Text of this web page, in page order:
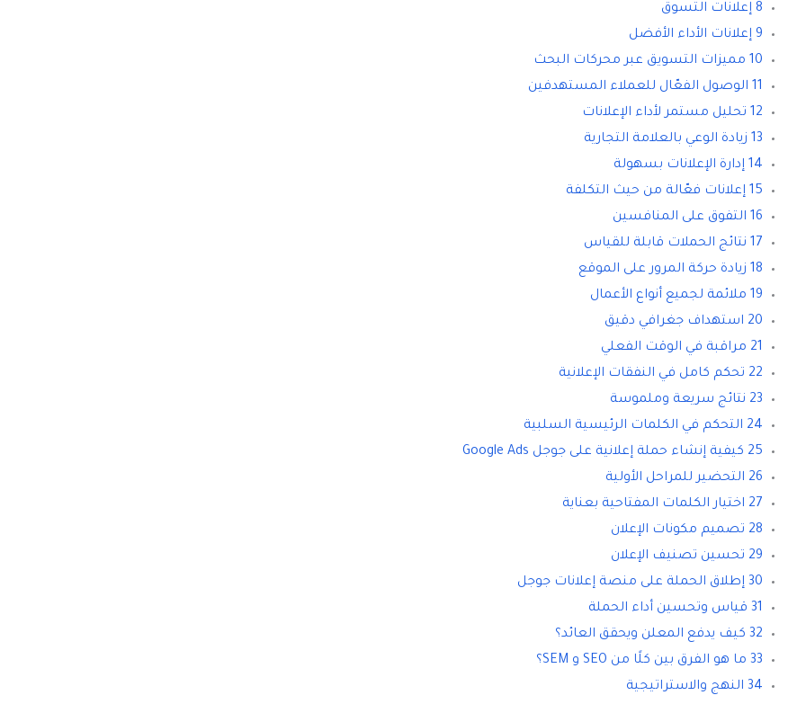
8 إعلانات التسوق
9 إعلانات الأداء الأفضل
10 مميزات التسويق عبر محركات البحث
11 الوصول الفعّال للعملاء المستهدفين
12 تحليل مستمر لأداء الإعلانات
13 زيادة الوعي بالعلامة التجارية
14 إدارة الإعلانات بسهولة
15 إعلانات فعّالة من حيث التكلفة
16 التفوق على المنافسين
17 نتائج الحملات قابلة للقياس
18 زيادة حركة المرور على الموقع
19 ملائمة لجميع أنواع الأعمال
20 استهداف جغرافي دقيق
21 مراقبة في الوقت الفعلي
22 تحكم كامل في النفقات الإعلانية
23 نتائج سريعة وملموسة
24 التحكم في الكلمات الرئيسية السلبية
25 كيفية إنشاء حملة إعلانية على جوجل Google Ads
26 التحضير للمراحل الأولية
27 اختيار الكلمات المفتاحية بعناية
28 تصميم مكونات الإعلان
29 تحسين تصنيف الإعلان
30 إطلاق الحملة على منصة إعلانات جوجل
31 قياس وتحسين أداء الحملة
32 كيف يدفع المعلن ويحقق العائد؟
33 ما هو الفرق بين كلًا من SEO و SEM؟
34 النهج والاستراتيجية